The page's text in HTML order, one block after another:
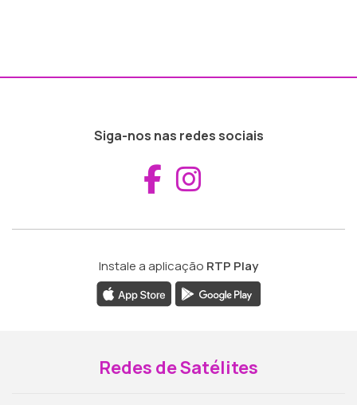
Siga-nos nas redes sociais
Aceder ao
Instale a aplicação RTP Play
Redes de Satélites